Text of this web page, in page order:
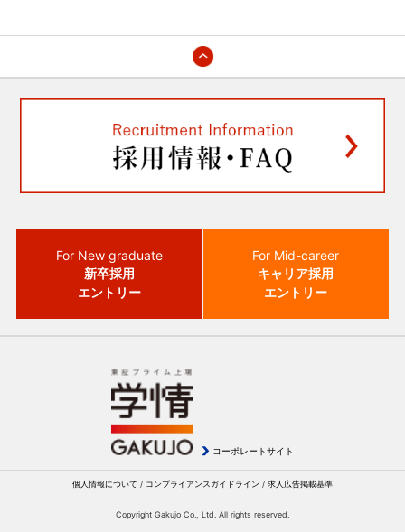
For New graduate
新卒採用
エントリー
For Mid-career
キャリア採用
エントリー
コーポレートサイト
個人情報について / コンプライアンスガイドライン / 求人広告掲載基準
Copyright Gakujo Co., Ltd. All rights reserved.